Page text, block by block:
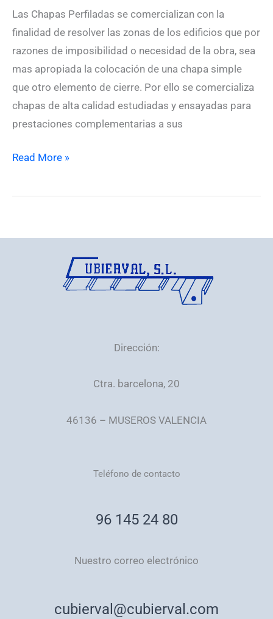
Las Chapas Perfiladas se comercializan con la
finalidad de resolver las zonas de los edificios que por
razones de imposibilidad o necesidad de la obra, sea
mas apropiada la colocación de una chapa simple
que otro elemento de cierre. Por ello se comercializa
chapas de alta calidad estudiadas y ensayadas para
prestaciones complementarias a sus
30/204
Read More »
Dirección:
Ctra. barcelona, 20
46136 – MUSEROS VALENCIA
Teléfono de contacto
96 145 24 80
Nuestro correo electrónico
cubierval@cubierval.com